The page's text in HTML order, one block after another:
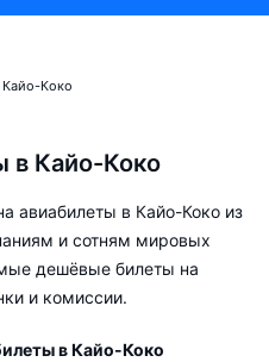
Кайо-Коко
в Кайо-Коко
авиабилеты в Кайо-Коко из
и сотням мировых
дешёвые билеты на
и комиссии.
в Кайо-Коко